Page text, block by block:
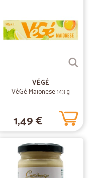
VÉGÉ
VéGé Maionese 143 g
1,49 €